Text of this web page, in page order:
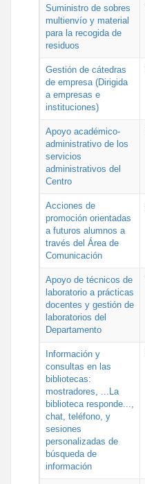
Suministro de sobres
multienvío y material
para la recogida de
residuos
Gestión de cátedras
de empresa (Dirigida
a empresas e
instituciones)
Apoyo académico-
administrativo de los
servicios
administrativos del
Centro
Acciones de
promoción orientadas
a futuros alumnos a
través del Área de
Comunicación
Apoyo de técnicos de
laboratorio a prácticas
docentes y gestión de
laboratorios del
Departamento
Información y
consultas en las
bibliotecas:
mostradores, ...La
biblioteca responde...,
chat, teléfono, y
sesiones
personalizadas de
búsqueda de
información